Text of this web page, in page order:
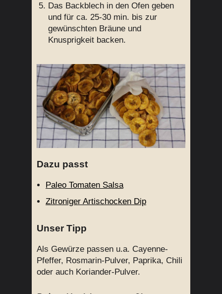
Das Backblech in den Ofen geben
und für ca. 25-30 min. bis zur
gewünschten Bräune und
Knusprigkeit backen.
Dazu passt
Paleo Tomaten Salsa
Zitroniger Artischocken Dip
Unser Tipp
Als Gewürze passen u.a. Cayenne-
Pfeffer, Rosmarin-Pulver, Paprika, Chili
oder auch Koriander-Pulver.